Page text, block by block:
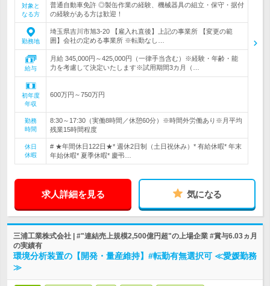
対象と
なる方
普通自動車免許 ◎製缶作業の経験、機械器具の組立・保守・据付
の経験がある方は歓迎！
勤務地
埼玉県吉川市旭3-20 【雇入れ直後】上記の事業所 【変更の範
囲】会社の定める事業所 ※転勤なし…
給与
月給 345,000円～425,000円（一律手当含む）※経験・年齢・能
力を考慮して決定いたします※試用期間3カ月（…
初年度
年収
600万円～750万円
勤務
時間
8:30～17:30（実働8時間／休憩60分）※時間外労働あり※月平均
残業15時間程度
休日
休暇
# ★年間休日122日★* 週休2日制（土日祝休み）* 有給休暇* 年末
年始休暇* 夏季休暇* 慶弔…
求人詳細を見る 気になる
三浦工業株式会社 | #"連結売上規模2,500億円超"の上場企業 #賞与6.03ヵ月
の実績有
環境分析装置の【開発・量産維持】#転勤有無選択可 ≪愛媛勤務
≫